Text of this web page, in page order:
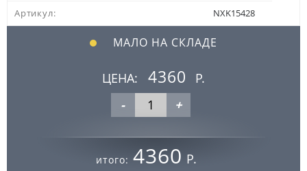
Артикул:
NXK15428
МАЛО НА СКЛАДЕ
ЦЕНА: 4360
Р.
-
+
итого: 4360 Р.